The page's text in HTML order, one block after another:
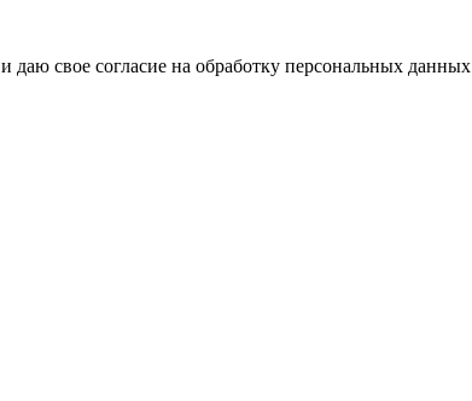
и даю свое cогласие на обработку персональных данных